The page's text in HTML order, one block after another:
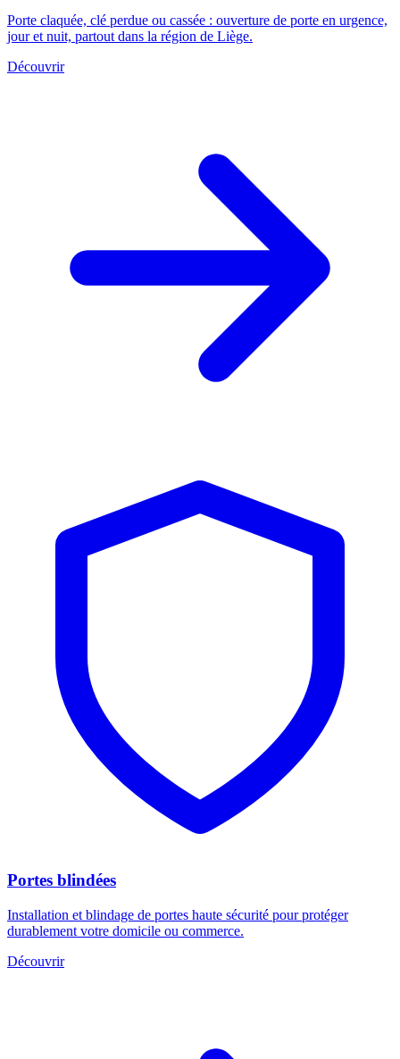
Porte claquée, clé perdue ou cassée : ouverture de porte en urgence,
jour et nuit, partout dans la région de Liège.
Découvrir
Portes blindées
Installation et blindage de portes haute sécurité pour protéger
durablement votre domicile ou commerce.
Découvrir